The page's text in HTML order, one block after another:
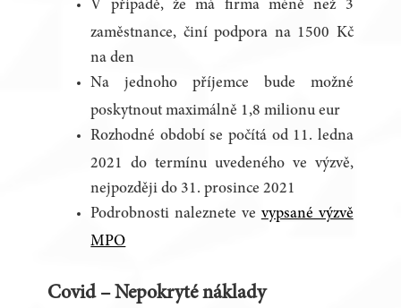
V případě, že má firma méně než 3
zaměstnance, činí podpora na 1500 Kč
na den
Na jednoho příjemce bude možné
poskytnout maximálně 1,8 milionu eur
Rozhodné období se počítá od 11. ledna
2021 do termínu uvedeného ve výzvě,
nejpozději do 31. prosince 2021
Podrobnosti naleznete ve vypsané výzvě
MPO
Covid – Nepokryté náklady